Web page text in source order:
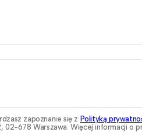
zapoznanie się z Polityką
678 Warszawa. Więcej informacji o